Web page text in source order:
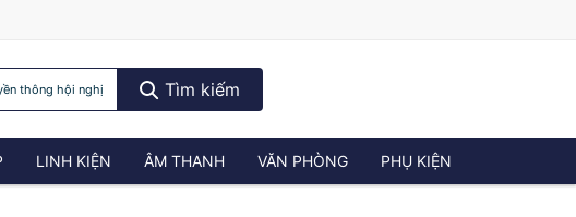
thông hội nghị Tìm kiếm
LINH KIỆN ÂM THANH VĂN PHÒNG PHỤ KIỆN